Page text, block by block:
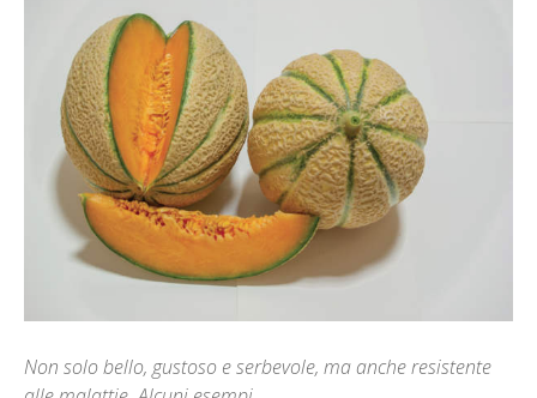
Non solo bello, gustoso e serbevole, ma anche resistente